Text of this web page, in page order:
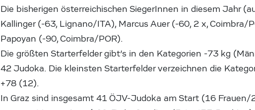
Die bisherigen österreichischen SiegerInnen in diesem Jahr
Kallinger (-63, Lignano/ITA), Marcus Auer (-60, 2 x, Coimbra/
Papoyan (-90, Coimbra/POR).
Die größten Starterfelder gibt’s in den Kategorien -73 kg
42 Judoka. Die kleinsten Starterfelder verzeichnen die
+78 (12).
In Graz sind insgesamt 41 ÖJV-Judoka am Start (16 Frauen/